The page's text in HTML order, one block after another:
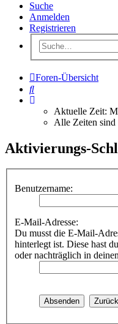
Suche
Anmelden
Registrieren
Foren-Übersicht
Suche
Aktuelle Zeit:
Alle Zeiten sind
Aktivierungs-
Benutzername:
E-Mail-Adresse:
Du musst die E-Mail-
hinterlegt ist. Diese hast
oder nachträglich in